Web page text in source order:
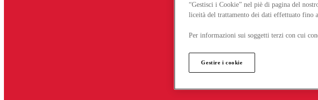
“Gestisci i Cookie” nel piè di pagina del
liceità del trattamento dei dati effettuato fino
Per informazioni sui soggetti terzi con cui
Gestire i cookie